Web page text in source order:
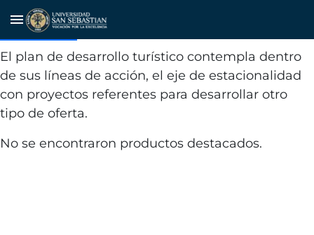
menu
Manejo de la estacionalidad
turística
El plan de desarrollo turístico contempla dentro
de sus líneas de acción, el eje de estacionalidad
con proyectos referentes para desarrollar otro
tipo de oferta.
No se encontraron productos destacados.